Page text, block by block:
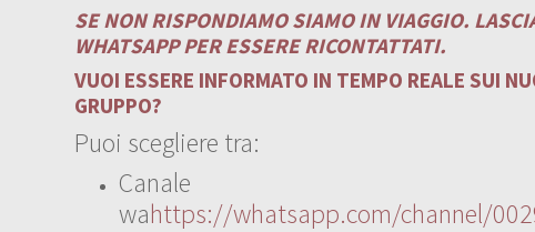
SE NON RISPONDIAMO SIAMO IN VIAGGIO.
WHATSAPP PER ESSERE RICONTATTATI.
VUOI ESSERE INFORMATO IN TEMPO REALE SUI
GRUPPO?
Puoi scegliere tra:
Canale
wahttps://whatsapp.com/channel/